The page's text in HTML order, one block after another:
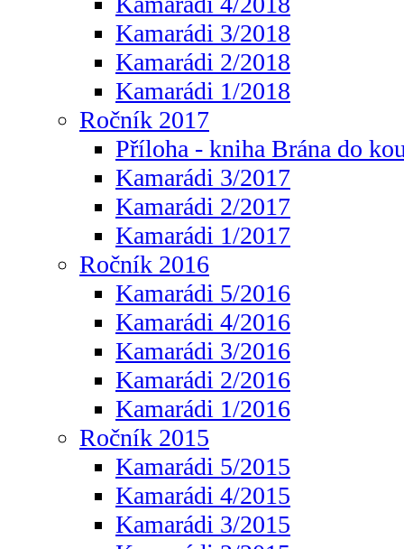
Kamarádi 3/2018
Kamarádi 2/2018
Kamarádi 1/2018
Ročník 2017
Příloha - kniha Brána do
Kamarádi 3/2017
Kamarádi 2/2017
Kamarádi 1/2017
Ročník 2016
Kamarádi 5/2016
Kamarádi 4/2016
Kamarádi 3/2016
Kamarádi 2/2016
Kamarádi 1/2016
Ročník 2015
Kamarádi 5/2015
Kamarádi 4/2015
Kamarádi 3/2015